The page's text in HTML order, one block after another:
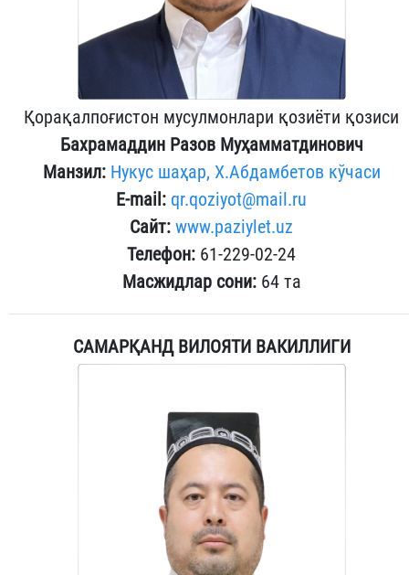
Қорақалпоғистон мусулмонлари қозиёти қозиси
Бахрамаддин Разов Муҳамматдинович
Манзил: Нукус шаҳар, Х.Абдамбетов кўчаси
E-mail: qr.qoziyot@mail.ru
Сайт: www.paziylet.uz
Телефон: 61-229-02-24
Масжидлар сони:64 та
САМАРҚАНД ВИЛОЯТИ ВАКИЛЛИГИ